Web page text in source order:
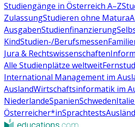
Studiengänge in Österreich A–Z
ZulassungStudieren ohne Matura
AusgabenStudienfinanzierung
KindStudien-/Berufsmessen
Jura & Rechtswissenschaften
Alle Studienplätze weltweit
International Management im
AuslandWirtschaftsinformatik im
NiederlandeSpanienSchweden
Österreicher*inSprachtests